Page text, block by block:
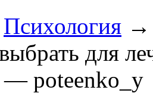
Психология
для
— poteenko_y